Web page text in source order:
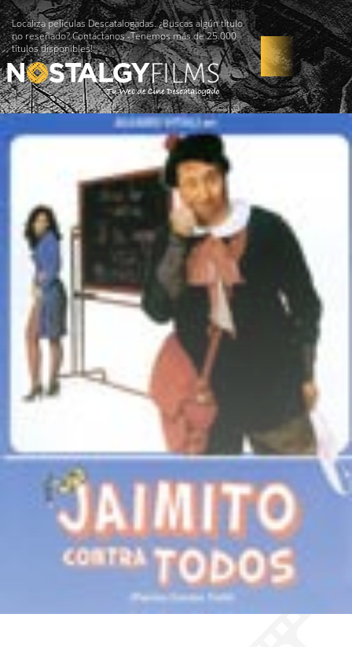
Localiza películas Descatalogadas. ¿Buscas algún título
no reseñado? Contáctanos -Tenemos más de 25.000
títulos disponibles!